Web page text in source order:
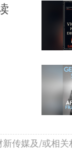
传媒及/或相关